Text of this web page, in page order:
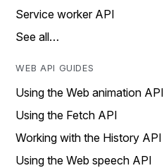
Service worker API
See all…
WEB API GUIDES
Using the Web animation API
Using the Fetch API
Working with the History API
Using the Web speech API